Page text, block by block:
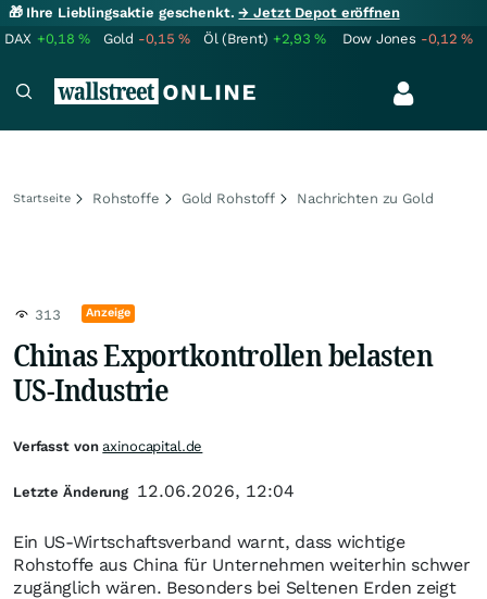
🎁 Ihre Lieblingsaktie geschenkt.→ Jetzt Depot eröffnen
DAX +0,18% Gold -0,15% Öl (Brent) +2,93% Dow Jones -0,12%
Startseite Rohstoffe Gold Rohstoff Nachrichten zu Gold
313 Anzeige
Chinas Exportkontrollen belasten
US-Industrie
Ein US-Wirtschaftsverband warnt, dass wichtige
Rohstoffe aus China für Unternehmen weiterhin schwer
zugänglich wären. Besonders bei Seltenen Erden zeigt
Verfasst vonaxinocapital.de
Letzte Änderung 12.06.2026, 12:04